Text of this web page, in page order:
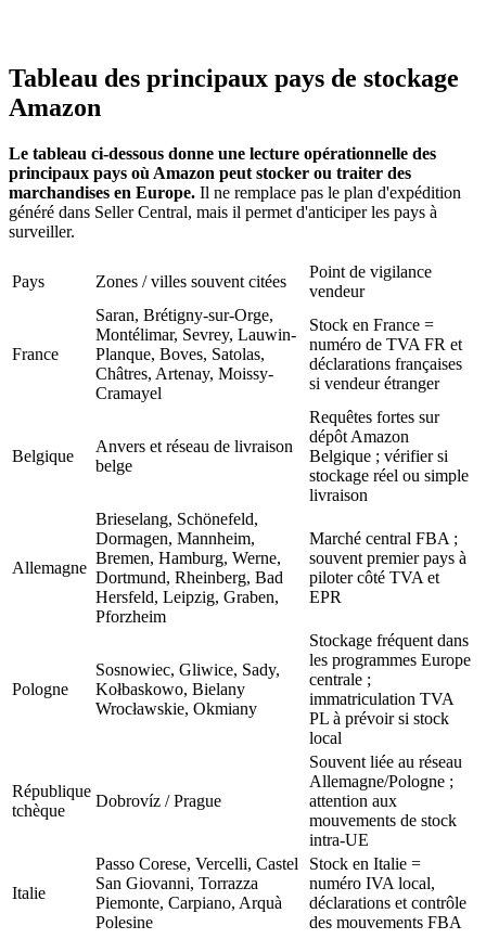
Tableau des principaux pays de stockage
Amazon
Le tableau ci-dessous donne une lecture opérationnelle des
principaux pays où Amazon peut stocker ou traiter des
marchandises en Europe. Il ne remplace pas le plan d'expédition
généré dans Seller Central, mais il permet d'anticiper les pays à
surveiller.
Pays Zones / villes souvent citées
Point de vigilance
vendeur
France
Saran, Brétigny-sur-Orge,
Montélimar, Sevrey, Lauwin-
Planque, Boves, Satolas,
Châtres, Artenay, Moissy-
Cramayel
Stock en France =
numéro de TVA FR et
déclarations françaises
si vendeur étranger
Belgique
Anvers et réseau de livraison
belge
Requêtes fortes sur
dépôt Amazon
Belgique ; vérifier si
stockage réel ou simple
livraison
Allemagne
Brieselang, Schönefeld,
Dormagen, Mannheim,
Bremen, Hamburg, Werne,
Dortmund, Rheinberg, Bad
Hersfeld, Leipzig, Graben,
Pforzheim
Marché central FBA ;
souvent premier pays à
piloter côté TVA et
EPR
Pologne
Sosnowiec, Gliwice, Sady,
Kołbaskowo, Bielany
Wrocławskie, Okmiany
Stockage fréquent dans
les programmes Europe
centrale ;
immatriculation TVA
PL à prévoir si stock
local
République
tchèque
Dobrovíz / Prague
Souvent liée au réseau
Allemagne/Pologne ;
attention aux
mouvements de stock
intra-UE
Italie
Passo Corese, Vercelli, Castel
San Giovanni, Torrazza
Piemonte, Carpiano, Arquà
Polesine
Stock en Italie =
numéro IVA local,
déclarations et contrôle
des mouvements FBA